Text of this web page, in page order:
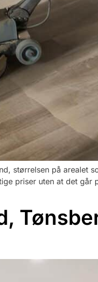
størrelsen på arealet
priser uten at det går